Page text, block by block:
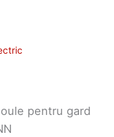
pentru gard